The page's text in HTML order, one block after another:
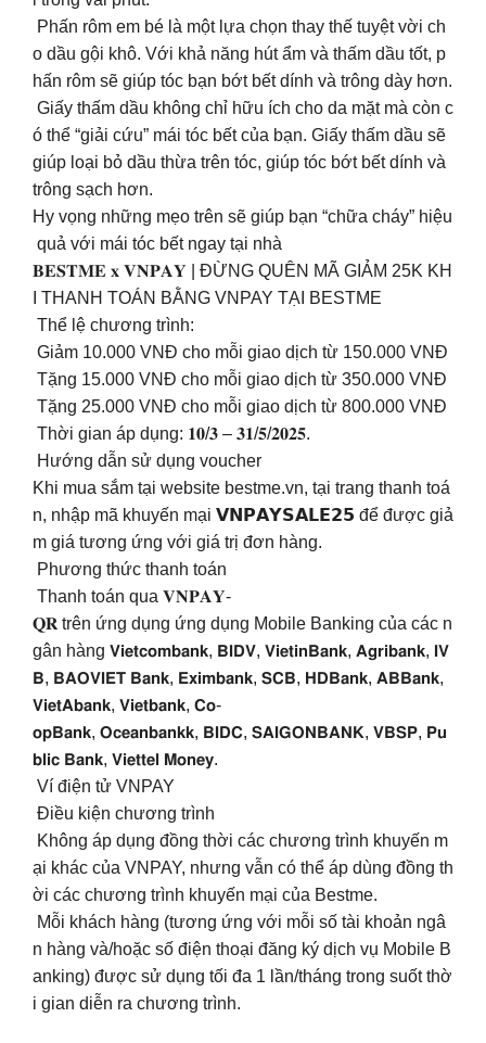
Phấn rôm em bé là một lựa chọn thay thế tuyệt vời ch
o dầu gội khô. Với khả năng hút ẩm và thấm dầu tốt, p
hấn rôm sẽ giúp tóc bạn bớt bết dính và trông dày hơn.
Giấy thấm dầu không chỉ hữu ích cho da mặt mà còn c
ó thể “giải cứu” mái tóc bết của bạn. Giấy thấm dầu sẽ
giúp loại bỏ dầu thừa trên tóc, giúp tóc bớt bết dính và
trông sạch hơn.
Hy vọng những mẹo trên sẽ giúp bạn “chữa cháy” hiệu
quả với mái tóc bết ngay tại nhà
𝐁𝐄𝐒𝐓𝐌𝐄 𝐱 𝐕𝐍𝐏𝐀𝐘 | ĐỪNG QUÊN MÃ GIẢM 25K KH
I THANH TOÁN BẰNG VNPAY TẠI BESTME
️ Thể lệ chương trình:
Giảm 10.000 VNĐ cho mỗi giao dịch từ 150.000 VNĐ
Tặng 15.000 VNĐ cho mỗi giao dịch từ 350.000 VNĐ
Tặng 25.000 VNĐ cho mỗi giao dịch từ 800.000 VNĐ
️ Thời gian áp dụng: 𝟏𝟎/𝟑 – 𝟑𝟏/𝟓/𝟐𝟎𝟐𝟓.
Hướng dẫn sử dụng voucher
Khi mua sắm tại website bestme.vn, tại trang thanh toá
n, nhập mã khuyến mại 𝗩𝗡𝗣𝗔𝗬𝗦𝗔𝗟𝗘𝟮𝟱 để được giả
m giá tương ứng với giá trị đơn hàng.
Phương thức thanh toán
Thanh toán qua 𝐕𝐍𝐏𝐀𝐘-
𝐐𝐑 trên ứng dụng ứng dụng Mobile Banking của các n
gân hàng 𝗩𝗶𝗲𝘁𝗰𝗼𝗺𝗯𝗮𝗻𝗸, 𝗕𝗜𝗗𝗩, 𝗩𝗶𝗲𝘁𝗶𝗻𝗕𝗮𝗻𝗸, 𝗔𝗴𝗿𝗶𝗯𝗮𝗻𝗸, 𝗜𝗩
𝗕, 𝗕𝗔𝗢𝗩𝗜𝗘𝗧 𝗕𝗮𝗻𝗸, 𝗘𝘅𝗶𝗺𝗯𝗮𝗻𝗸, 𝗦𝗖𝗕, 𝗛𝗗𝗕𝗮𝗻𝗸, 𝗔𝗕𝗕𝗮𝗻𝗸,
𝗩𝗶𝗲𝘁𝗔𝗯𝗮𝗻𝗸, 𝗩𝗶𝗲𝘁𝗯𝗮𝗻𝗸, 𝗖𝗼-
𝗼𝗽𝗕𝗮𝗻𝗸, 𝗢𝗰𝗲𝗮𝗻𝗯𝗮𝗻𝗸𝗸, 𝗕𝗜𝗗𝗖, 𝗦𝗔𝗜𝗚𝗢𝗡𝗕𝗔𝗡𝗞, 𝗩𝗕𝗦𝗣, 𝗣𝘂
𝗯𝗹𝗶𝗰 𝗕𝗮𝗻𝗸, 𝗩𝗶𝗲𝘁𝘁𝗲𝗹 𝗠𝗼𝗻𝗲𝘆.
Ví điện tử VNPAY
Điều kiện chương trình
Không áp dụng đồng thời các chương trình khuyến m
ại khác của VNPAY, nhưng vẫn có thể áp dùng đồng th
ời các chương trình khuyến mại của Bestme.
Mỗi khách hàng (tương ứng với mỗi số tài khoản ngâ
n hàng và/hoặc số điện thoại đăng ký dịch vụ Mobile B
anking) được sử dụng tối đa 1 lần/tháng trong suốt thờ
i gian diễn ra chương trình.